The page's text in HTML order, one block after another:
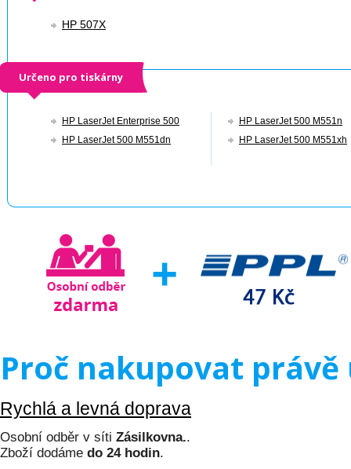
HP 507X
Určeno pro tiskárny
HP LaserJet Enterprise 500
HP LaserJet 500 M551dn
HP LaserJet 500 M551n
HP LaserJet 500 M551xh
Proč nakupovat právě
Rychlá a levná doprava
Osobní odběr v síti Zásilkovna..
Zboží dodáme do 24 hodin.